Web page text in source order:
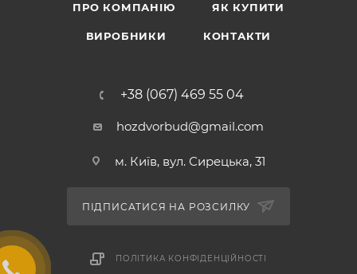
ПРО КОМПАНІЮ ЯК КУПИТИ
ВИРОБНИКИ КОНТАКТИ
+38 (067) 469 55 04
hozdvorbud@gmail.com
м. Київ, вул. Сирецька, 31
ПІДПИСАТИСЯ НА РОЗСИЛКУ
ПОЛІТИКА КОНФІДЕНЦІЙНОСТІ